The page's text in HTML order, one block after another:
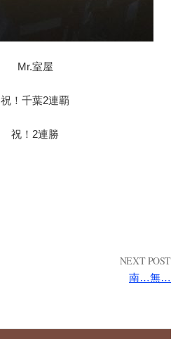
Mr.室屋
祝！千葉2連覇
祝！2連勝
NEXT POST
南…無…